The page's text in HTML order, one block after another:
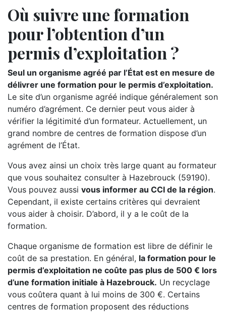
Où suivre une formation
pour l’obtention d’un
permis d’exploitation ?
Seul un organisme agréé par l’État est en mesure de
délivrer une formation pour le permis d’exploitation.
Le site d’un organisme agréé indique généralement son
numéro d’agrément. Ce dernier peut vous aider à
vérifier la légitimité d’un formateur. Actuellement, un
grand nombre de centres de formation dispose d’un
agrément de l’État.
Vous avez ainsi un choix très large quant au formateur
que vous souhaitez consulter à Hazebrouck (59190).
Vous pouvez aussi vous informer au CCI de la région.
Cependant, il existe certains critères qui devraient
vous aider à choisir. D’abord, il y a le coût de la
formation.
Chaque organisme de formation est libre de définir le
coût de sa prestation. En général, la formation pour le
permis d’exploitation ne coûte pas plus de 500 € lors
d’une formation initiale à Hazebrouck. Un recyclage
vous coûtera quant à lui moins de 300 €. Certains
centres de formation proposent des réductions